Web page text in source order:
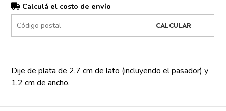
Calculá el costo de envío
CALCULAR
Dije de plata de 2,7 cm de lato (incluyendo el pasador) y
1,2 cm de ancho.